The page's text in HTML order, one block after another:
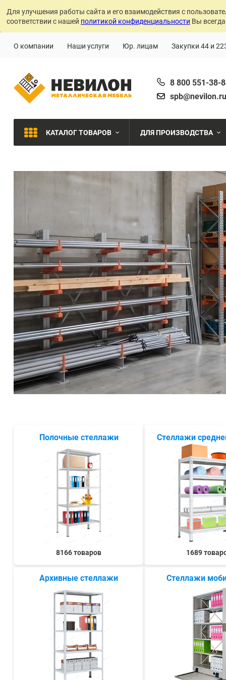
Для улучшения работы сайта и его взаимодействия с
соответствии с нашей политикой конфиденциальности Вы
О компании Наши услуги Юр. лицам Закупки 44 и
8 800 551-38-
spb@nevilon.ru
МЕТАЛЛИЧЕСКИЕ СТЕЛЛАЖИ
СЕЙФЫ
ПРОМЫШЛЕННАЯ МЕБЕЛЬ
ВЕРСТАКИ
ПЛАТФОРМЕННЫЕ ТЕЛЕЖКИ
МЕДИЦИНСКАЯ МЕБЕЛЬ
ОФИСНАЯ МЕБЕЛЬ
СТЕЛЛАЖИ БУ С УЦЕНКОЙ
КАТАЛОГ ТОВАРОВ
Металлообработка
Сварочное
Производства с ЧПУ
Ремонтная и
Производство
Пищевое
Фармацевтическое
ДЛЯ ПРОИЗВОДСТВА
Полочные стеллажи
8166 товаров
Стеллажи
1689
Архивные стеллажи Стеллажи